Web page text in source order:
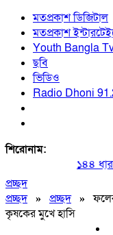
মতপ্রকাশ ডিজিটাল
মতপ্রকাশ
Youth Bangla
ছবি
ভিডিও
Radio Dhoni
শিরোনাম:
১৪৪ ধারা
প্রচ্ছদ
প্রচ্ছদ» প্রচ্ছদ»
কৃষকের মুখে হাসি